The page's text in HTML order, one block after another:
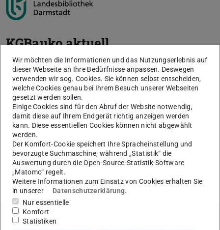
KGBauko aktuell
Herausgegeben vom Institut für Konstruktives Gestalten
und Baukonstruktion (KGBauko) der Technischen
Universität Darmstadt
ISSN 2195-9080
Fehler beim Laden der Daten
Beim Laden der Publikationsdaten von
TUbiblio
Fehler aufgetreten. Bitte versuchen Sie es zu einem
späteren Zeitpunkt erneut.
Wir möchten die Informationen und das Nutzungserlebnis auf
dieser Webseite an Ihre Bedürfnisse anpassen. Deswegen
verwenden wir sog. Cookies. Sie können selbst entscheiden,
welche Cookies genau bei Ihrem Besuch unserer Webseiten
gesetzt werden sollen.
Einige Cookies sind für den Abruf der Website notwendig,
damit diese auf Ihrem Endgerät richtig anzeigen werden
kann. Diese essentiellen Cookies können nicht abgewählt
werden.
Der Komfort-Cookie speichert Ihre Spracheinstellung und
bevorzugte Suchmaschine, während „Statistik“ die
Auswertung durch die Open-Source-Statistik-Software
„Matomo“ regelt.
Weitere Informationen zum Einsatz von Cookies erhalten Sie
in unserer
Datenschutzerklärung.
Nur essentielle
Komfort
Statistiken